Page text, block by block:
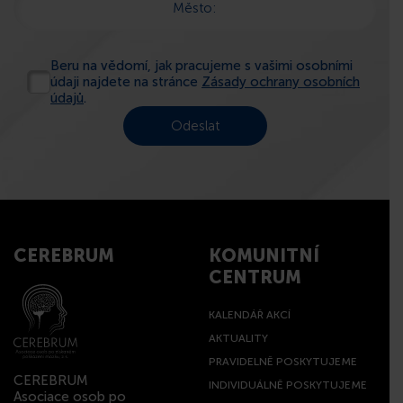
Město:
Beru na vědomí, jak pracujeme s vašimi osobními
údaji najdete na stránce Zásady ochrany osobních
údajů.
CEREBRUM
CEREBRUM
Asociace osob po
KOMUNITNÍ
CENTRUM
KALENDÁŘ AKCÍ
AKTUALITY
PRAVIDELNĚ POSKYTUJEME
INDIVIDUÁLNĚ POSKYTUJEME